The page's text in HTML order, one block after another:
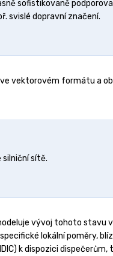
sofistikovaně
svislé dopravní značení.
vektorovém formátu a
sítě.
vývoj tohoto stavu
lokální poměry,
k dispozici